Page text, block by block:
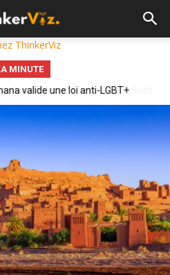
ThinkerViz
MINUTE
de Mazan : Dominique Pelicot